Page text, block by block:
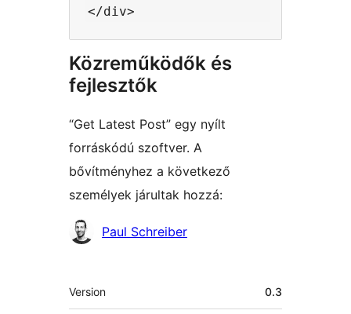
Közreműködők és
fejlesztők
“Get Latest Post” egy nyílt
forráskódú szoftver. A
bővítményhez a következő
személyek járultak hozzá:
Közreműködők
Paul Schreiber
Meta
Version 0.3